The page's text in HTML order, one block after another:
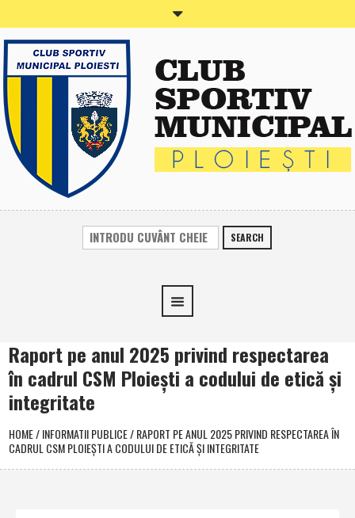
SEARCH
Raport pe anul 2025 privind respectarea
în cadrul CSM Ploieşti a codului de etică şi
integritate
HOME/INFORMATII PUBLICE/RAPORT PE ANUL 2025 PRIVIND RESPECTAREA ÎN
CADRUL CSM PLOIEŞTI A CODULUI DE ETICĂ ŞI INTEGRITATE